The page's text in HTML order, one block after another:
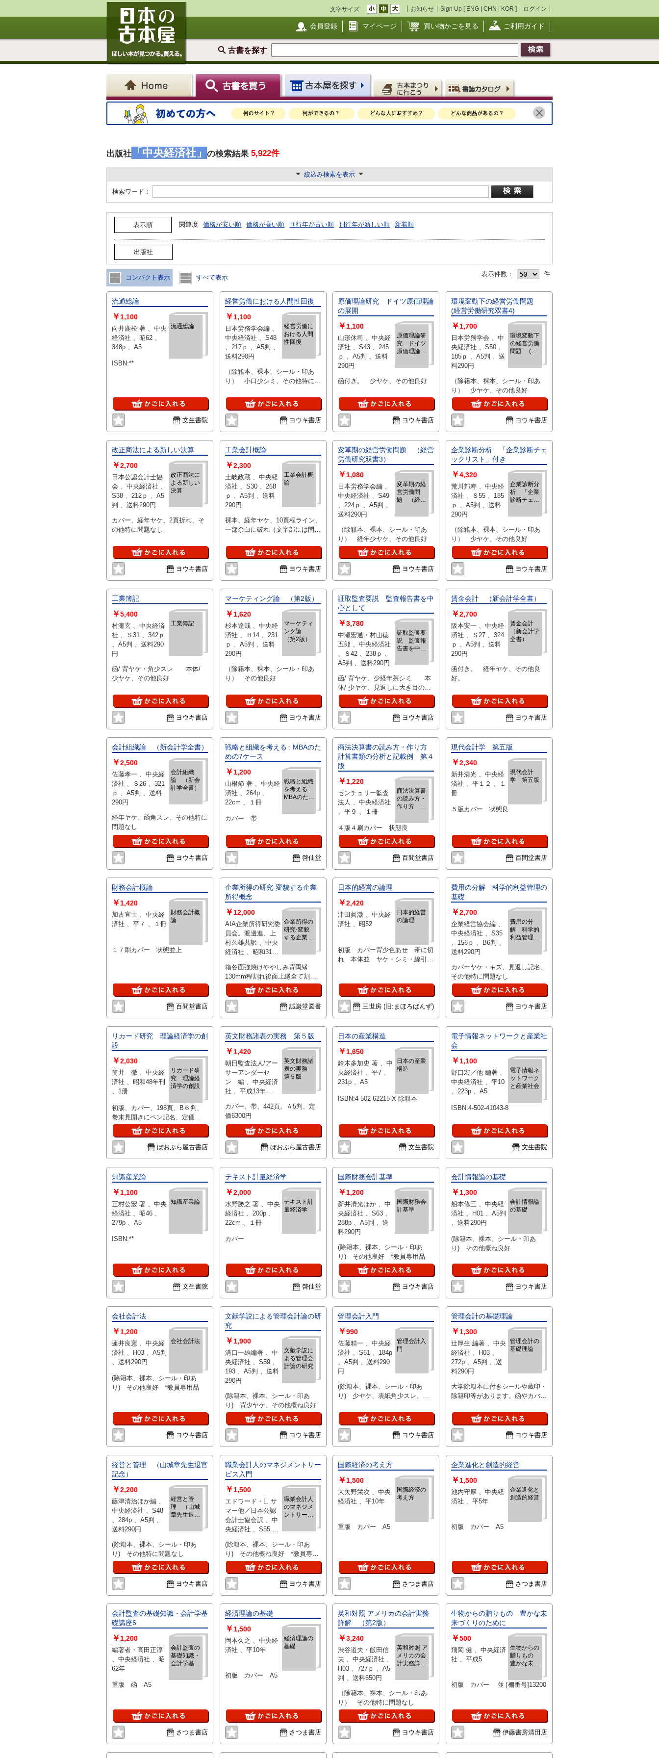
文字サイズ お知らせ Sign Up [ ENG | CHN | KOR ] ログイン
会員登録 マイページ 買い物かごを見る ご利用ガイド
古書を探す
出版社 「中央経済社」 の検索結果 5,922件
絞込み検索を表示
検索ワード：
表示順 関連度 価格が安い順 価格が高い順 刊行年が古い順 刊行年が新しい順 新着順
出版社
コンパクト表示 すべて表示 表示件数： 件
流通総論
流通総論
￥ 1,100
向井鹿松 著 、中央
経済社 、昭62 、
348p 、A5
ISBN:**
文生書院
経営労働における人間性回復
経営労働に
おける人間
性回復
￥ 1,100
日本労務学会編 、
中央経済社 、S48
、217ｐ 、A5判 、
送料290円
（除籍本、裸本、シール・印あ
り） 小口少シミ、その他特に問
ヨウキ書店
原価理論研究 ドイツ原価理論
の展開
原価理論研
究 ドイツ
原価理論の
￥ 1,100
山形休司 、中央経
済社 、S43 、245
ｐ 、A5判 、送料
290円
函付き。 少ヤケ、その他良好
ヨウキ書店
環境変動下の経営労働問題
(経営労働研究双書4)
環境変動下
の経営労働
問題 (経
双書4)
￥ 1,700
日本労務学会 、中
央経済社 、S50 、
185ｐ 、A5判 、送
料290円
（除籍本、裸本、シール・印あ
り） 少ヤケ、その他良好
ヨウキ書店
改正商法による新しい決算
改正商法に
よる新しい
決算
￥2,700
日本公認会計士協
会 、中央経済社 、
S38 、212ｐ 、A5
判 、送料290円
カバー、経年ヤケ、2頁折れ、そ
の他特に問題なし
ヨウキ書店
工業会計概論
工業会計概
論
￥2,300
土岐政蔵 、中央経
済社 、S30 、268
ｐ 、A5判 、送料
290円
裸本、経年ヤケ、10頁程ライン、
一部余白に破れ（文字部には問題
ヨウキ書店
変革期の経営労働問題 （経営
労働研究双書3）
変革期の経
営労働問
題 （経営
書3）
￥ 1,080
日本労務学会編 、
中央経済社 、S49
、224ｐ 、A5判 、
送料290円
（除籍本、裸本、シール・印あ
り） 経年少ヤケ、その他良好
ヨウキ書店
企業診断分析 「企業診断チェ
ックリスト」付き
企業診断分
析 「企業
診断チェッ
付き
￥4,320
荒川邦寿 、中央経
済社 、Ｓ55 、185
ｐ 、A5判 、送料
290円
（除籍本、裸本、シール・印あ
り） 少ヤケ、その他良好
ヨウキ書店
工業簿記
工業簿記
￥5,400
村瀬玄 、中央経済
社 、Ｓ31 、342ｐ
、A5判 、送料290
円
函/ 背ヤケ・角少スレ 本体/
少ヤケ、その他良好
ヨウキ書店
マーケティング論 （第2版）
マーケティ
ング論
（第2版）
￥ 1,620
杉本達哉 、中央経
済社 、Ｈ14 、231
ｐ 、A5判 、送料
290円
（除籍本、裸本、シール・印あ
り） その他良好
ヨウキ書店
証取監査要説 監査報告書を中
心として
証取監査要
説 監査報
告書を中心
￥3,780
中瀬宏通・村山徳
五郎 、中央経済社
、Ｓ42 、238ｐ 、
A5判 、送料290円
函/ 背ヤケ、少経年茶シミ 本
体/ 少ヤケ、見返しに大き目の蔵
印、その他良好。
ヨウキ書店
賃金会計 （新会計学全書）
賃金会計
（新会計学
全書）
￥2,700
阪本安一 、中央経
済社 、Ｓ27 、324
ｐ 、A5判 、送料
290円
函付き。 経年ヤケ、その他良
好。
ヨウキ書店
会計組織論 （新会計学全書）
会計組織
論 （新会
計学全書）
￥2,500
佐藤孝一 、中央経
済社 、Ｓ26 、321
ｐ 、A5判 、送料
290円
経年ヤケ、函角スレ、その他特に
問題なし
ヨウキ書店
戦略と組織を考える : MBAのた
めの7ケース
戦略と組織
を考える :
MBAのため
￥ 1,200
山根節 著 、中央経
済社 、264p 、
22cm 、１冊
カバー 帯
啓仙堂
商法決算書の読み方・作り方
計算書類の分析と記載例 第４
版
商法決算書
の読み方・
作り方 計
析と記載
例 第４版
￥ 1,220
センチュリー監査
法人 、中央経済社
、平９ 、１冊
４版４刷カバー 状態良
百間堂書店
現代会計学 第五版
現代会計
学 第五版
￥2,340
新井清光 、中央経
済社 、平１２ 、１
冊
５版カバー 状態良
百間堂書店
財務会計概論
財務会計概
論
￥ 1,420
加古宜士 、中央経
済社 、平７ 、１冊
１７刷カバー 状態並上
百間堂書店
企業所得の研究-変貌する企業
所得概念
企業所得の
研究-変貌
する企業所
￥ 12,000
AIA企業所得研究委
員会。渡邊進、上
村久雄共訳 、中央
経済社 、昭和31年
箱各面強焼けややしみ背両縁
130mm程割れ後面上縁全て割れ
表面接着及びテープ補修上下割れ
口やや傷み上角少欠損下角割れ接
着及びテープ補修。表紙背上に小
擦傷、天地小口経年少しみ。本自
はありませんが、箱の状態が気に
なりそうな方にはお勧めしませ
ん。
誠巌堂図書
日本的経営の論理
日本的経営
の論理
￥2,420
津田眞澂 、中央経
済社 、昭52
初版 カバー背少色あせ 帯に切
れ 本体並 ヤケ・シミ・線引・
三世房 (旧:まほろばんず)
費用の分解 科学的利益管理の
基礎
費用の分
解 科学的
利益管理の
￥2,700
企業経営協会編 、
中央経済社 、S35
、156ｐ 、B6判 、
送料290円
カバーヤケ・キズ、見返し記名、
その他特に問題なし
ヨウキ書店
リカード研究 理論経済学の創
設
リカード研
究 理論経
済学の創設
￥2,030
筒井 徹 、中央経
済社 、昭和48年刊
、1册
初版、カバー、198頁、B６判、
巻末見開きにペン記名、定価
1000円
ぼおぶら屋古書店
英文財務諸表の実務 第５版
英文財務諸
表の実務
第５版
￥ 1,420
朝日監査法人/アー
サーアンダーセ
ン 編 、中央経済
社 、平成13年
冊
カバー、帯、442頁、Ａ5判、定
価6300円
ぼおぶら屋古書店
日本の産業構造
日本の産業
構造
￥1,650
鈴木多加史 著 、中
央経済社 、平7 、
231p 、A5
ISBN:4-502-62215-X 除籍本
文生書院
電子情報ネットワークと産業社
会
電子情報ネ
ットワーク
と産業社会
￥ 1,100
野口宏／他 編著 、
中央経済社 、平10
、223p 、A5
ISBN:4-502-41043-8
文生書院
知識産業論
知識産業論
￥ 1,100
正村公宏 著 、中央
経済社 、昭46 、
279p 、A5
ISBN:**
文生書院
テキスト計量経済学
テキスト計
量経済学
￥2,000
水野勝之 著 、中央
経済社 、200p 、
22cm 、１冊
カバー
啓仙堂
国際財務会計基準
国際財務会
計基準
￥ 1,200
新井清光ほか 、中
央経済社 、S63 、
288p 、A5判 、送
料290円
(除籍本、裸本、シール・印あ
り) その他良好 *教員専用品
ヨウキ書店
会計情報論の基礎
会計情報論
の基礎
￥ 1,300
船本修三 、中央経
済社 、H01 、A5判
、送料290円
(除籍本、裸本、シール・印あ
り) その他概ね良好
ヨウキ書店
会社会計法
会社会計法
￥ 1,200
蓮井良憲 、中央経
済社 、H03 、A5判
、送料290円
(除籍本、裸本、シール・印あ
り) その他良好 *教員専用品
ヨウキ書店
文献学説による管理会計論の研
究
文献学説に
よる管理会
計論の研究
￥ 1,900
溝口一雄編著 、中
央経済社 、S59 、
193 、A5判 、送料
290円
(除籍本、裸本、シール・印あ
り) 背少ヤケ、その他概ね良好
ヨウキ書店
管理会計入門
管理会計入
門
￥990
佐藤精一 、中央経
済社 、S61 、184p
、A5判 、送料290
円
(除籍本、裸本、シール・印あ
り) 少ヤケ、表紙角少スレ、本
ヨウキ書店
管理会計の基礎理論
管理会計の
基礎理論
￥ 1,300
辻厚生 編著 、中央
経済社 、H03 、
272p 、A5判 、送
料290円
大学除籍本に付きシールや蔵印・
除籍印等があります。函やカバー
す。
ヨウキ書店
経営と管理 （山城章先生退官
記念）
経営と管
理 （山城
章先生退官
￥2,200
藤津清治ほか編 、
中央経済社 、S48
、284p 、A5判 、
送料290円
(除籍本、裸本、シール・印あ
り) その他特に問題なし
ヨウキ書店
職業会計人のマネジメントサー
ビス入門
職業会計人
のマネジメ
ントサービ
￥ 1,500
エドワード・L. サ
マー他／日本公認
会計士協会訳 、中
央経済社 、S55 、
料290円
(除籍本、裸本、シール・印あ
り) その他概ね良好 *教員専用
使用品
ヨウキ書店
国際経済の考え方
国際経済の
考え方
￥ 1,500
大矢野栄次 、中央
経済社 、平10年
重版 カバー A5
さつま書店
企業進化と創造的経営
企業進化と
創造的経営
￥ 1,500
池内守厚 、中央経
済社 、平5年
初版 カバー A5
さつま書店
会計監査の基礎知識・会計学基
礎講座6
会計監査の
基礎知識・
会計学基礎
￥ 1,200
編著者・高田正淳
、中央経済社 、昭
62年
重版 函 A5
さつま書店
経済理論の基礎
経済理論の
基礎
￥ 1,500
岡本久之 、中央経
済社 、平10年
初版 カバー A5
さつま書店
英和対照 アメリカの会計実務
詳解 （第2版）
英和対照 ア
メリカの会
計実務詳
版）
￥3,240
渋谷道夫・飯田信
夫 、中央経済社 、
H03 、727ｐ 、A5
判 、送料650円
（除籍本、裸本、シール・印あ
り） その他特に問題なし
ヨウキ書店
生物からの贈りもの 豊かな未
来づくりのために
生物からの
贈りもの
豊かな未来
めに
￥500
飛岡 健 、中央経済
社 、平成5
初版 カバー 並 [棚番号]13200
伊藤書房清田店